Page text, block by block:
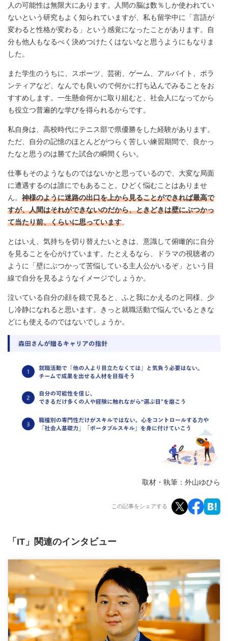
人の可能性は無限大にあります。人間の脳は数％しか使われてい
ないという研究もよく知られていますが、私も留学中に「言語が
変わると性格が変わる」という感覚になったことがあります。自
分も他人もなるべく決めつけたくはないなと思うようにもなりま
した。
また学生のうちに、スポーツ、芸術、ゲーム、アルバイト、ボラ
ンティアなど、なんでも良いので何かに打ち込んでみることをお
すすめします。一生懸命何かに取り組むと、社会人になってから
も役立つ普遍的な学びを得られるからです。
私自身は、高校時代にテニス部で県優勝をした経験があります。
ただ、自分の記憶のほとんどがつらく苦しい練習期間で、良かっ
たなと思うのは勝てた試合の瞬間くらい。
仕事もそのようなものではないかと思っているので、大変な局面
に遭遇するのは誰にでもあること。ひどく悩むことはありませ
ん。 神様のように迷路の出口を上から見ることができれば最高で
すが、人間はそれができないのだから、ときどきは壁にぶつかっ
て当たり前、くらいに思っています。
とはいえ、気持ちを切り替えたいときは、意識して俯瞰的に自分
を見ることを心がけています。たとえるなら、ドラマの視聴者の
ように「壁にぶつかって苦悩している主人公がいるぞ」という目
線で自分を見るようなイメージでしょうか。
泣いている自分の顔を鏡で見ると、ふと我にかえるのと同様、少
し冷静になれると思います。きっと就職活動で悩んでいるときな
どにも使えるのではないでしょうか。
取材・執筆：外山ゆひら
この記事をシェアする
「IT」関連のインタビュー